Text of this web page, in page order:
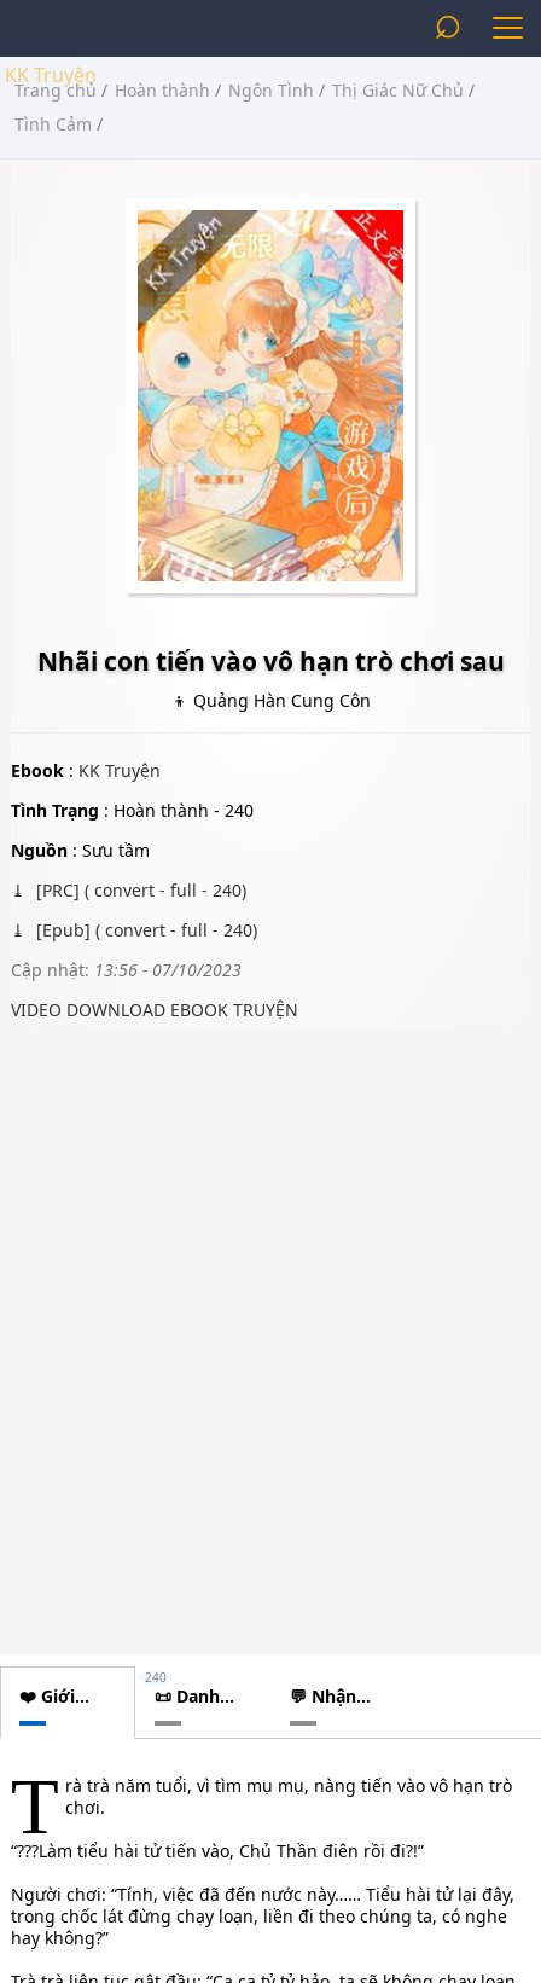
KK Truyện
⌕
Trang chủ / Hoàn thành / Ngôn Tình / Thị Giác Nữ Chủ /
Tình Cảm /
Nhãi con tiến vào vô hạn trò chơi sau
👦 Quảng Hàn Cung Côn
Ebook : KK Truyện
Tình Trạng : Hoàn thành - 240
Nguồn: Sưu tầm
[PRC] ( convert - full - 240)
[Epub] ( convert - full - 240)
Cập nhật: 13:56 - 07/10/2023
VIDEO DOWNLOAD EBOOK TRUYỆN
❤️ Giới
thiệu
📜 Danh
sách
chương
240
💬 Nhận
xét
T rà trà năm tuổi, vì tìm mụ mụ, nàng tiến vào vô hạn trò
chơi.
“???Làm tiểu hài tử tiến vào, Chủ Thần điên rồi đi?!”
Người chơi: “Tính, việc đã đến nước này…… Tiểu hài tử lại đây,
trong chốc lát đừng chạy loạn, liền đi theo chúng ta, có nghe
hay không?”